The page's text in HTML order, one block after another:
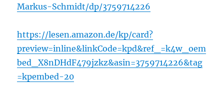
Markus-Schmidt/dp/3759714226
https://lesen.amazon.de/kp/card?
preview=inline&linkCode=kpd&ref_=k4w_oem
bed_X8nDHdF479jzkz&asin=3759714226&tag
=kpembed-20